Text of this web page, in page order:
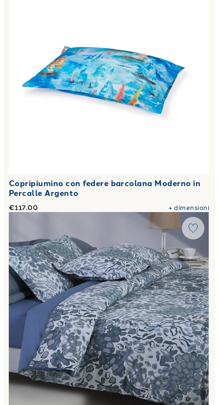
Copripiumino con federe barcolana Moderno in
Percalle Argento
€117.00 +dimensioni
Copripiumino con federe pop skin Moderno in